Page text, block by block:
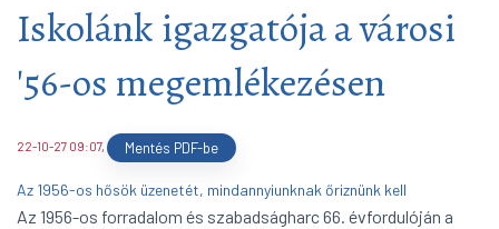
Iskolánk igazgatója a városi
'56-os megemlékezésen
22-10-27 09:07, Mentés PDF-be
Az 1956-os hősök üzenetét, mindannyiunknak őriznünk kell
Az 1956-os forradalom és szabadságharc 66. évfordulóján a